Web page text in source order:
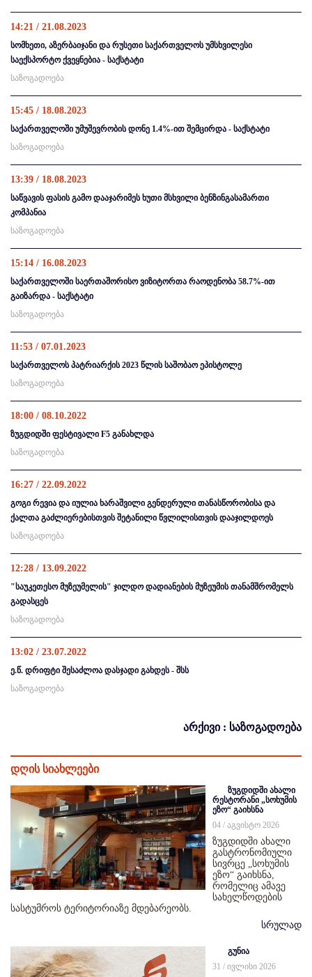
14:21 / 21.08.2023
სომხეთი, აზერბაიჯანი და რუსეთი საქართველოს უმსხვილესი
საექსპორტო ქვეყნებია - საქსტატი
საზოგადოება
15:45 / 18.08.2023
საქართველოში უმუშევრობის დონე 1.4%-ით შემცირდა - საქსტატი
საზოგადოება
13:39 / 18.08.2023
საწვავის ფასის გამო დააჯარიმეს ხუთი მსხვილი ბენზინგასამართი
კომპანია
საზოგადოება
15:14 / 16.08.2023
საქართველოში საერთაშორისო ვიზიტორთა რაოდენობა 58.7%-ით
გაიზარდა - საქსტატი
საზოგადოება
11:53 / 07.01.2023
საქართველოს პატრიარქის 2023 წლის საშობაო ეპისტოლე
საზოგადოება
18:00 / 08.10.2022
ზუგდიდში ფესტივალი F5 განახლდა
საზოგადოება
16:27 / 22.09.2022
გოგი რევია და იულია ხარაშვილი გენდერული თანასწორობისა და
ქალთა გაძლიერებისთვის შეტანილი წვლილისთვის დააჯილდოეს
საზოგადოება
12:28 / 13.09.2022
"საუკეთესო მუზეუმელის" ჯილდო დადიანების მუზეუმის თანამშრომელს
გადასცეს
საზოგადოება
13:02 / 23.07.2022
ე.წ. დრიფტი შესაძლოა დასჯადი გახდეს - შსს
საზოგადოება
არქივი : საზოგადოება
დღის სიახლეები
ზუგდიდში ახალი
რესტორანი „სოხუმის
ეზო“ გაიხსნა
04 / აგვისტო 2026
ზუგდიდში ახალი
გასტრონომიული
სივრცე „სოხუმის
ეზო“ გაიხსნა,
რომელიც ამავე
სახელწოდების
სასტუმროს ტერიტორიაზე მდებარეობს.
სრულად
გუნია
31 / ივლისი 2026